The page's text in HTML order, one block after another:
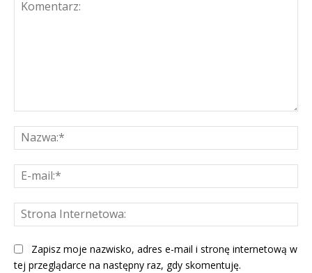
Zapisz moje nazwisko, adres e-mail i stronę internetową w
tej przeglądarce na następny raz, gdy skomentuję.